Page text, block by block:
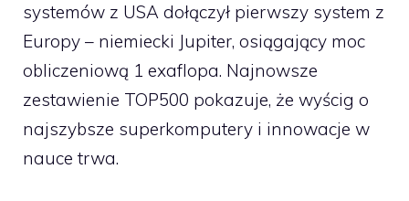
systemów z USA dołączył pierwszy system z
Europy – niemiecki Jupiter, osiągający moc
obliczeniową 1 exaflopa. Najnowsze
zestawienie TOP500 pokazuje, że wyścig o
najszybsze superkomputery i innowacje w
nauce trwa.